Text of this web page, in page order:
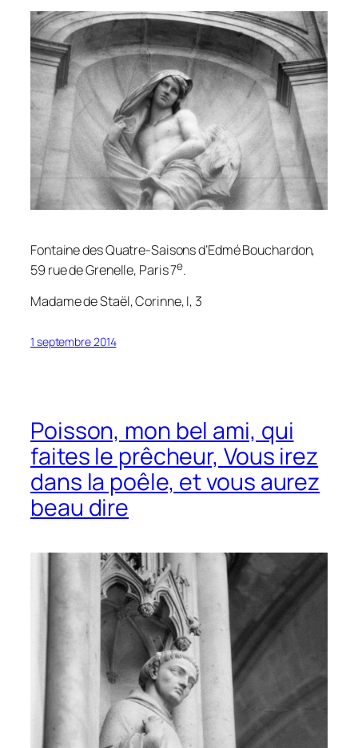
Fontaine des Quatre-Saisons d’Edmé Bouchardon,
59 rue de Grenelle, Paris 7e.
Madame de Staël,Corinne, I, 3
1 septembre 2014
Poisson, mon bel ami, qui
faites le prêcheur, Vous irez
dans la poêle, et vous aurez
beau dire